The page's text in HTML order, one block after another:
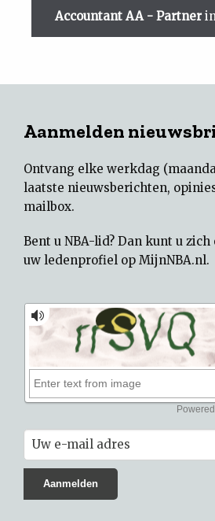
Accountant AA - Partner
Aanmelden
Ontvang elke werkdag
laatste nieuwsberichten,
mailbox.
Bent u NBA-lid? Dan kunt u
uw ledenprofiel op MijnNBA.nl.